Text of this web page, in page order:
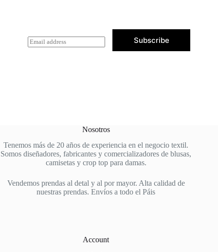
E
m
Subscribe
Nosotros
Tenemos más de 20 años de experiencia en el negocio textil.
Somos diseñadores, fabricantes y comercializadores de blusas,
camisetas y crop top para damas.
Vendemos prendas al detal y al por mayor. Alta calidad de
nuestras prendas. Envíos a todo el Páis
Account